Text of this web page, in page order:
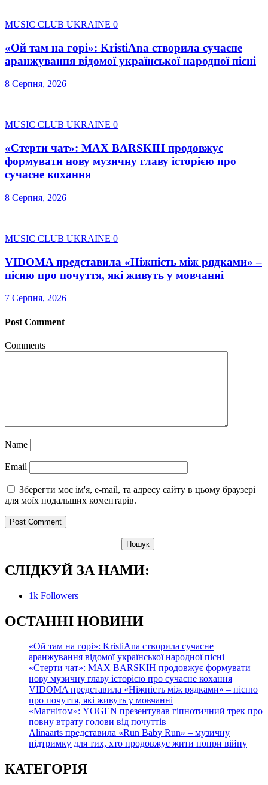
MUSIC CLUB UKRAINE 0
«Ой там на горі»: KristiAna створила сучасне
аранжування відомої української народної пісні
8 Серпня, 2026
MUSIC CLUB UKRAINE 0
«Стерти чат»: MAX BARSKIH продовжує
формувати нову музичну главу історією про
сучасне кохання
8 Серпня, 2026
MUSIC CLUB UKRAINE 0
VIDOMA представила «Ніжність між рядками» –
пісню про почуття, які живуть у мовчанні
7 Серпня, 2026
Post Comment
Comments
Name
Email
Зберегти моє ім'я, e-mail, та адресу сайту в цьому браузері
для моїх подальших коментарів.
Пошук
СЛІДКУЙ ЗА НАМИ:
1k Followers
ОСТАННІ НОВИНИ
«Ой там на горі»: KristiAna створила сучасне
аранжування відомої української народної пісні
«Стерти чат»: MAX BARSKIH продовжує формувати
нову музичну главу історією про сучасне кохання
VIDOMA представила «Ніжність між рядками» – пісню
про почуття, які живуть у мовчанні
«Магнітом»: YOGEN презентував гіпнотичний трек про
повну втрату голови від почуттів
Alinaarts представила «Run Baby Run» – музичну
підтримку для тих, хто продовжує жити попри війну
КАТЕГОРІЯ